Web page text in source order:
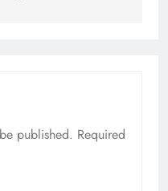
published. Required